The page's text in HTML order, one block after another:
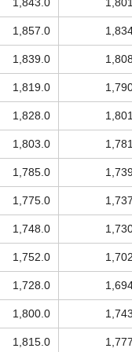
1,857.0
1,839.0
1,819.0
1,828.0
1,803.0
1,785.0
1,775.0
1,748.0
1,752.0
1,728.0
1,800.0
1,815.0